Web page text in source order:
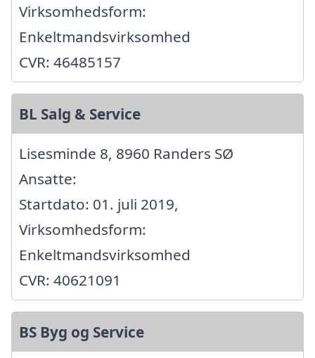
Virksomhedsform:
Enkeltmandsvirksomhed
CVR: 46485157
BL Salg & Service
Lisesminde 8, 8960 Randers SØ
Ansatte:
Startdato: 01. juli 2019,
Virksomhedsform:
Enkeltmandsvirksomhed
CVR: 40621091
BS Byg og Service